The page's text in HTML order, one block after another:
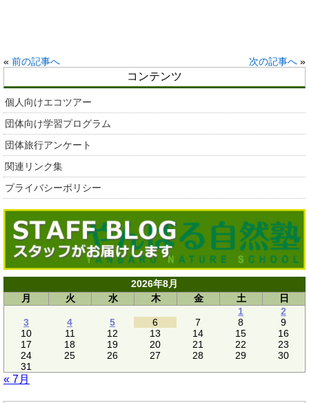
« 前の記事へ 次の記事へ »
コンテンツ
個人向けエコツアー
団体向け学習プログラム
団体旅行アンケート
関連リンク集
プライバシーポリシー
2026年8月
月
火 水 木 金 土
日
1
2
3
4 5 6 7 8
9
10
11 12 13 14 15
16
17
18 19 20 21 22
23
24
25 26 27 28 29
30
31
« 7月